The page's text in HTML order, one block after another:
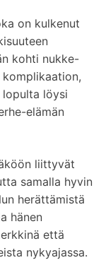
on kulkenut
kohti nukke-
lopulta löysi
elämän
liittyvät
samalla hyvin
herättämistä
hänen
että
nykyajassa.